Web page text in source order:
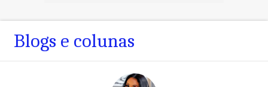
Blogs e colunas